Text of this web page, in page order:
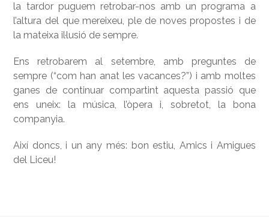
la tardor puguem retrobar-nos amb un programa a
l’altura del que mereixeu, ple de noves propostes i de
la mateixa il·lusió de sempre.
Ens retrobarem al setembre, amb preguntes de
sempre (“com han anat les vacances?”) i amb moltes
ganes de continuar compartint aquesta passió que
ens uneix: la música, l’òpera i, sobretot, la bona
companyia.
Així doncs, i un any més: bon estiu, Amics i Amigues
del Liceu!